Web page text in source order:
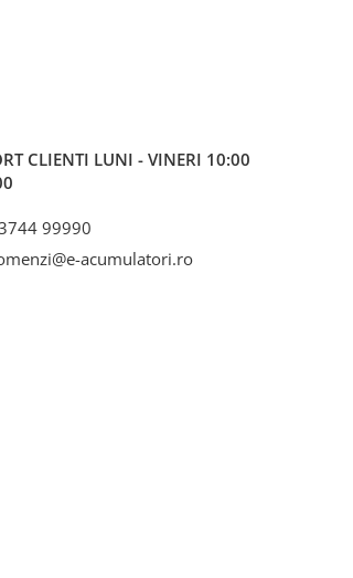
CLIENTI LUNI - VINERI 10:00
99990
acumulatori.ro